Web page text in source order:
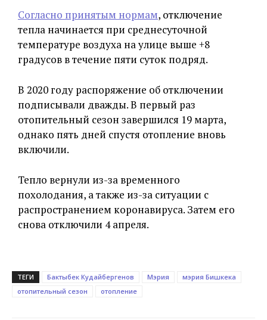
Согласно принятым нормам, отключение
тепла начинается при среднесуточной
температуре воздуха на улице выше +8
градусов в течение пяти суток подряд.
В 2020 году распоряжение об отключении
подписывали дважды. В первый раз
отопительный сезон завершился 19 марта,
однако пять дней спустя отопление вновь
включили.
Тепло вернули из-за временного
похолодания, а также из-за ситуации с
распространением коронавируса. Затем его
снова отключили 4 апреля.
ТЕГИ Бактыбек Кудайбергенов Мэрия
мэрия Бишкека
отопительный сезон
отопление